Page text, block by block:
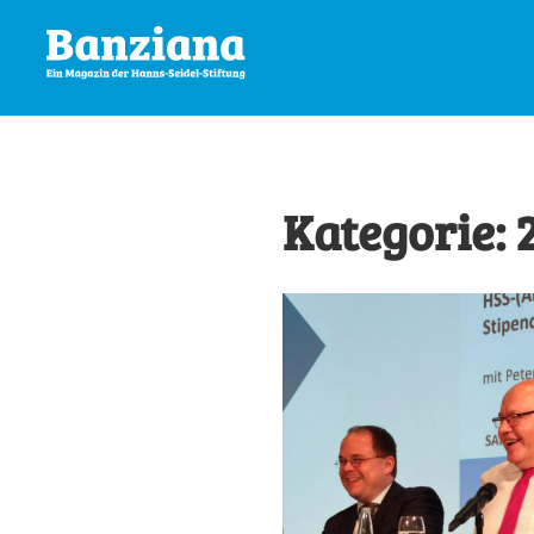
Kategorie: